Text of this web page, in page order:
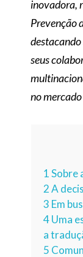
inovadora,
Prevenção
destacando
seus
no
1Sobre
2A
3 Em
4Uma
a
5